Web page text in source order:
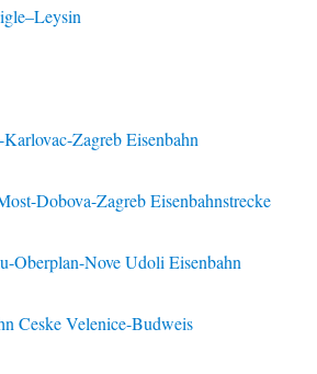
Zagreb Eisenbahn
Dobova-Zagreb Eisenbahnstrecke
Oberplan-Nove Udoli Eisenbahn
Ceske Velenice-Budweis